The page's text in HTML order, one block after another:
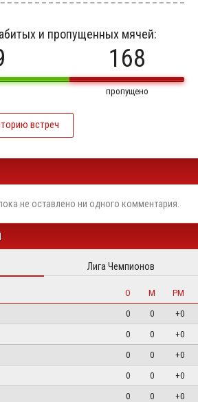
и пропущенных мячей:
168
пропущено
встреч
не оставлено ни одного комментария.
Лига Чемпионов
О М
РМ
0 0
+0
0 0
+0
0 0
+0
0 0
+0
0 0 +0